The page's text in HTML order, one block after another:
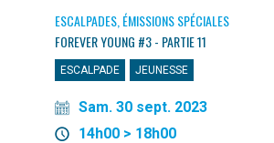
ESCALPADES, ÉMISSIONS SPÉCIALES
FOREVER YOUNG #3 - PARTIE 11
ESCALPADE JEUNESSE
Sam. 30 sept. 2023
14h00 > 18h00